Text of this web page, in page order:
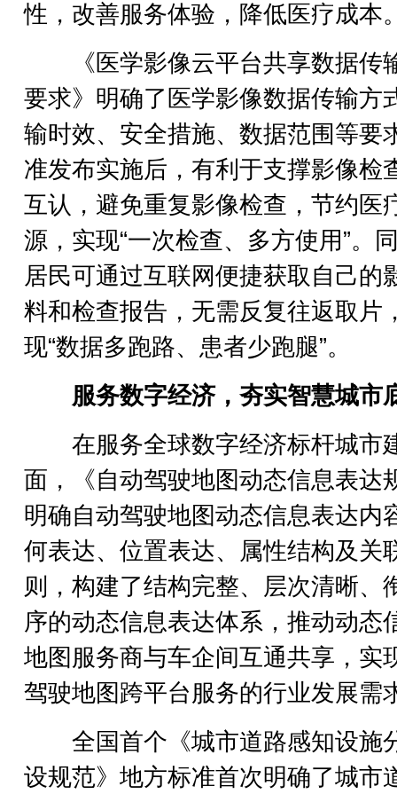
性，改善服务体验，降低医疗成本
《医学影像云平台共享数据传
要求》明确了医学影像数据传输方
输时效、安全措施、数据范围等要
准发布实施后，有利于支撑影像检
互认，避免重复影像检查，节约医
源，实现“一次检查、多方使用”。
居民可通过互联网便捷获取自己的
料和检查报告，无需反复往返取片
现“数据多跑路、患者少跑腿”。
服务数字经济，夯实智慧城市
在服务全球数字经济标杆城市
面，《自动驾驶地图动态信息表达
明确自动驾驶地图动态信息表达内
何表达、位置表达、属性结构及关
则，构建了结构完整、层次清晰、
序的动态信息表达体系，推动动态
地图服务商与车企间互通共享，实
驾驶地图跨平台服务的行业发展需
全国首个《城市道路感知设施
设规范》地方标准首次明确了城市